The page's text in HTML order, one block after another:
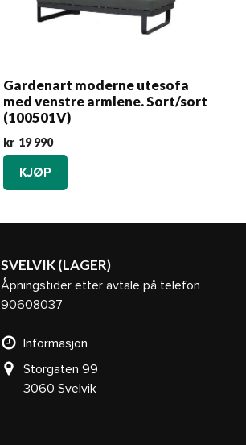
Gardenart moderne utesofa
med venstre armlene. Sort/sort
(100501V)
kr 19 990
KJØP
SVELVIK (LAGER)
Åpningstider etter avtale på telefon
90608037
Informasjon
Storgaten 99
3060 Svelvik